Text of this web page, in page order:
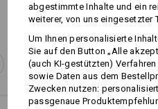
+2 weitere
abgestimmte Inhalte und ein
weiterer, von uns eingesetzter
Um Ihnen personalisierte
Sie auf den Button „Alle
(auch KI-gestützten)
sowie Daten aus dem
Zwecken nutzen:
passgenaue